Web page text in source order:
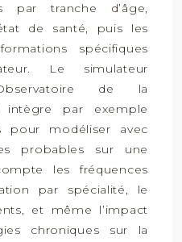
par tranche d’âge,
de santé, puis les
spécifiques
Le simulateur
de la
intègre par exemple
pour modéliser avec
probables sur une
les fréquences
par spécialité, le
et même l’impact
chroniques sur la